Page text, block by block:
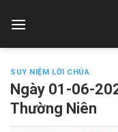
SUY NIỆM LỜI CHÚA
Ngày 01-06-
Thường Niên